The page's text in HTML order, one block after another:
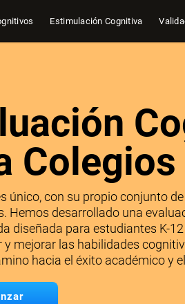
Estimulación Cognitiva
único, con su propio conjunto
Hemos desarrollado una
diseñada para estudiantes K-
y mejorar las habilidades
hacia el éxito académico y